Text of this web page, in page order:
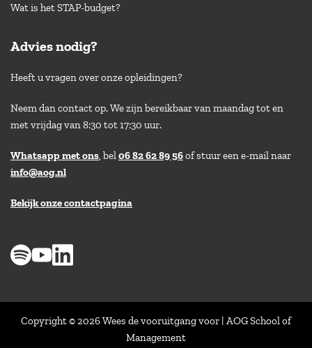
Wat is het STAP-budget?
Advies nodig?
Heeft u vragen over onze opleidingen?
Neem dan contact op. We zijn bereikbaar van maandag tot en
met vrijdag van 8:30 tot 17:30 uur.
Whatsapp met ons, bel06 82 62 89 56of stuur een e-mail naar
info@aog.nl
Bekijk onze contactpagina
Copyright © 2026 Wees de vooruitgang voor | AOG School of
Management